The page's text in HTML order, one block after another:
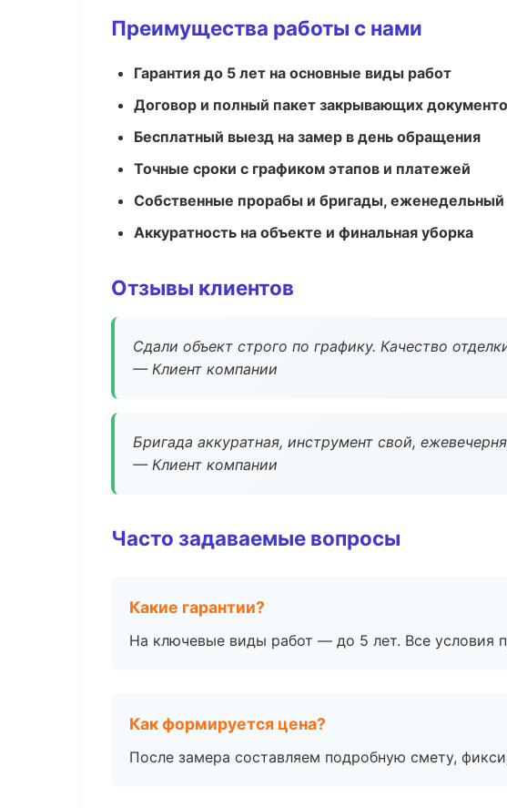
Преимущества работы с нами
Гарантия до 5 лет на основные виды работ
Договор и полный пакет закрывающих
Бесплатный выезд на замер в день обращения
Точные сроки с графиком этапов и платежей
Собственные прорабы и бригады, еженедельный
Аккуратность на объекте и финальная уборка
Отзывы клиентов
Сдали объект строго по графику. Качество
— Клиент компании
Бригада аккуратная, инструмент свой,
— Клиент компании
Часто задаваемые вопросы
Какие гарантии?
На ключевые виды работ — до 5 лет. Все условия
Как формируется цена?
После замера составляем подробную смету,